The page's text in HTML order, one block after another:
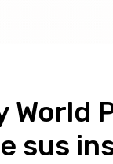
World
sus